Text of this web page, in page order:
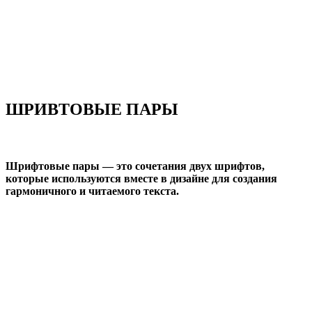
ШРИВТОВЫЕ ПАРЫ
Шрифтовые пары — это сочетания двух шрифтов,
которые используются вместе в дизайне для создания
гармоничного и читаемого текста.